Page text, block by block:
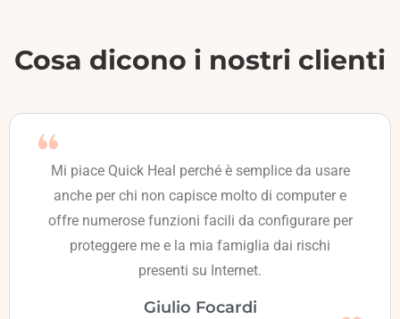
Cosa dicono i nostri clienti
Mi piace Quick Heal perché è semplice da usare
anche per chi non capisce molto di computer e
offre numerose funzioni facili da configurare per
proteggere me e la mia famiglia dai rischi
presenti su Internet.
Giulio Focardi